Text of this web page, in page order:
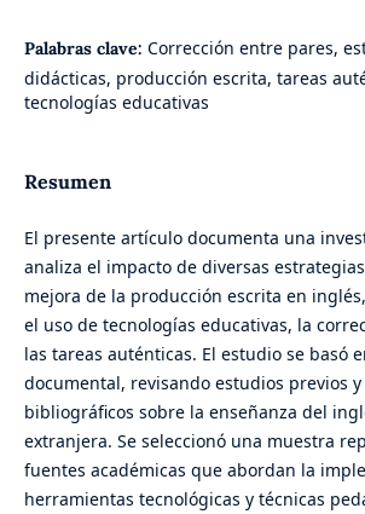
Palabras clave: Corrección entre pares,
didácticas, producción escrita, tareas
tecnologías educativas
Resumen
El presente artículo documenta una
analiza el impacto de diversas
mejora de la producción escrita en
el uso de tecnologías educativas, la
las tareas auténticas. El estudio se basó
documental, revisando estudios previos
bibliográficos sobre la enseñanza del
extranjera. Se seleccionó una muestra
fuentes académicas que abordan la
herramientas tecnológicas y técnicas